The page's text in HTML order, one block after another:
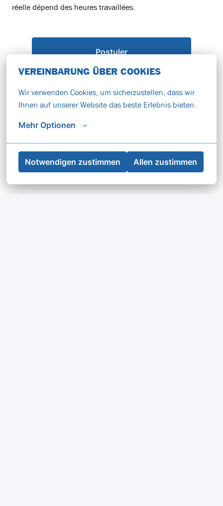
VEREINBARUNG ÜBER COOKIES
Wir verwenden Cookies, um sicherzustellen, dass wir
Ihnen auf unserer Website das beste Erlebnis bieten.
Mehr Optionen
Notwendigen zustimmen Allen zustimmen
réelle dépend des heures travaillées.
Postuler
Mettre à jour les cookies
APPLY WITH XING INDISPONIBLE
Mettre à jour les cookies